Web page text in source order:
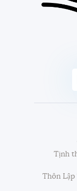
Tịnh
Thôn Lập